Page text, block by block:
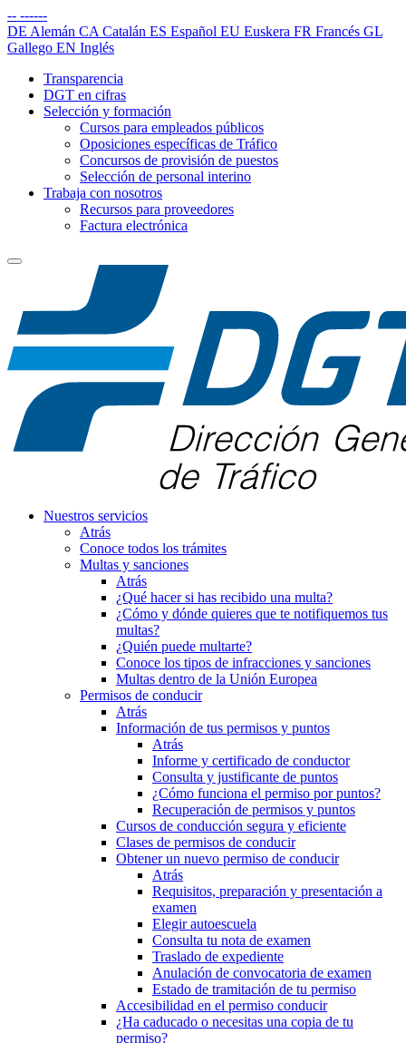
-- ------
DE Alemán CA Catalán ES Español EU Euskera FR Francés GL
Gallego EN Inglés
Transparencia
DGT en cifras
Selección y formación
Cursos para empleados públicos
Oposiciones específicas de Tráfico
Concursos de provisión de puestos
Selección de personal interino
Trabaja con nosotros
Recursos para proveedores
Factura electrónica
Nuestros servicios
Atrás
Conoce todos los trámites
Multas y sanciones
Atrás
¿Qué hacer si has recibido una multa?
¿Cómo y dónde quieres que te notifiquemos tus
multas?
¿Quién puede multarte?
Conoce los tipos de infracciones y sanciones
Multas dentro de la Unión Europea
Permisos de conducir
Atrás
Información de tus permisos y puntos
Atrás
Informe y certificado de conductor
Consulta y justificante de puntos
¿Cómo funciona el permiso por puntos?
Recuperación de permisos y puntos
Cursos de conducción segura y eficiente
Clases de permisos de conducir
Obtener un nuevo permiso de conducir
Atrás
Requisitos, preparación y presentación a
examen
Elegir autoescuela
Consulta tu nota de examen
Traslado de expediente
Anulación de convocatoria de examen
Estado de tramitación de tu permiso
Accesibilidad en el permiso conducir
¿Ha caducado o necesitas una copia de tu
permiso?